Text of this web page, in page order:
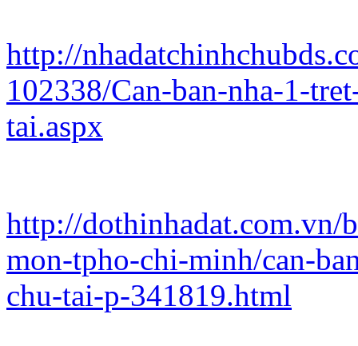
http://
102338/Can-ban-nha-1-
tai.aspx
http://dothinhadat.com.vn/
mon-tpho-chi-minh/can-
chu-tai-p-341819.html